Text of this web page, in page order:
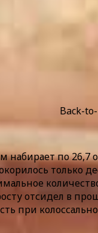
Back-
по 26,7
только
отсидел в
при